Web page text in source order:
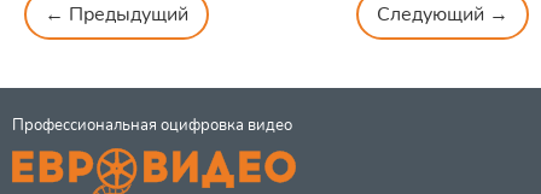
← Предыдущий Следующий →
Профессиональная оцифровка видео